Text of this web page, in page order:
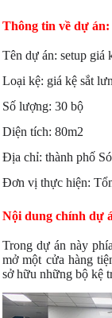
Thông tin về dự án:
Tên dự án: setup giá
Loại kệ: giá kệ sắt
Số lượng: 30 bộ
Diện tích: 80m2
Địa chỉ: thành phố
Đơn vị thực hiện:
Nội dung chính dự
Trong dự án này
mở một cửa hàng
sở hữu những bộ kệ